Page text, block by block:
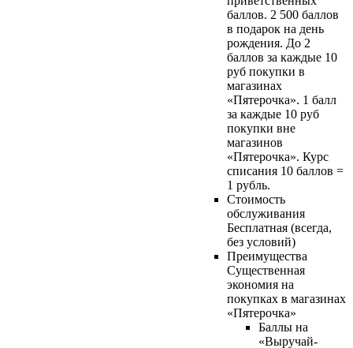
баллов. 2 500 баллов
в подарок на день
рождения. До 2
баллов за каждые 10
руб покупки в
магазинах
«Пятерочка». 1 балл
за каждые 10 руб
покупки вне
магазинов
«Пятерочка». Курс
списания 10 баллов =
1 рубль.
Стоимость
обслуживания
Бесплатная (всегда,
без условий)
Преимущества
Существенная
экономия на
покупках в магазинах
«Пятерочка»
Баллы на
«Выручай-